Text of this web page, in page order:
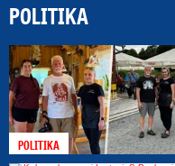
POLITIKA
POLITIKA